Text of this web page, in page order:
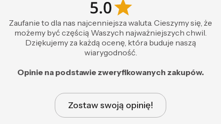
Zaufanie to dla nas najcenniejsza waluta. Cieszymy się, że
możemy być częścią Waszych najważniejszych chwil.
Dziękujemy za każdą ocenę, która buduje naszą
wiarygodność.
Opinie na podstawie zweryfikowanych zakupów.
Zostaw swoją opinię!